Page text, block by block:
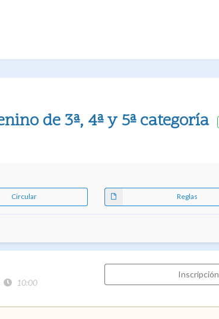
de 3ª, 4ª y 5ª categoría
Circular Reglas
10:00
Inscripción